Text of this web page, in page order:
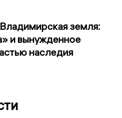
земля:
и вынужденное
наследия